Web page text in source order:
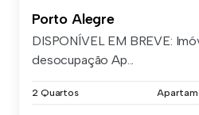
Porto Alegre
DISPONÍVEL EM BREVE:
desocupação Ap...
2 Quartos